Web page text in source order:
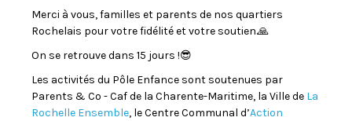
Merci à vous, familles et parents de nos quartiers
Rochelais pour votre fidélité et votre soutien.🙏
On se retrouve dans 15 jours !😎
Les activités du Pôle Enfance sont soutenues par
Parents & Co - Caf de la Charente-Maritime, la Ville de La
Rochelle Ensemble, le Centre Communal d’Action